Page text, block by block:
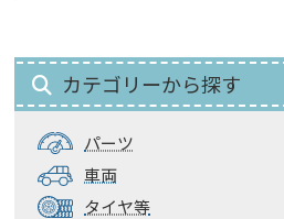
カテゴリーから探す
パーツ
車両
タイヤ等